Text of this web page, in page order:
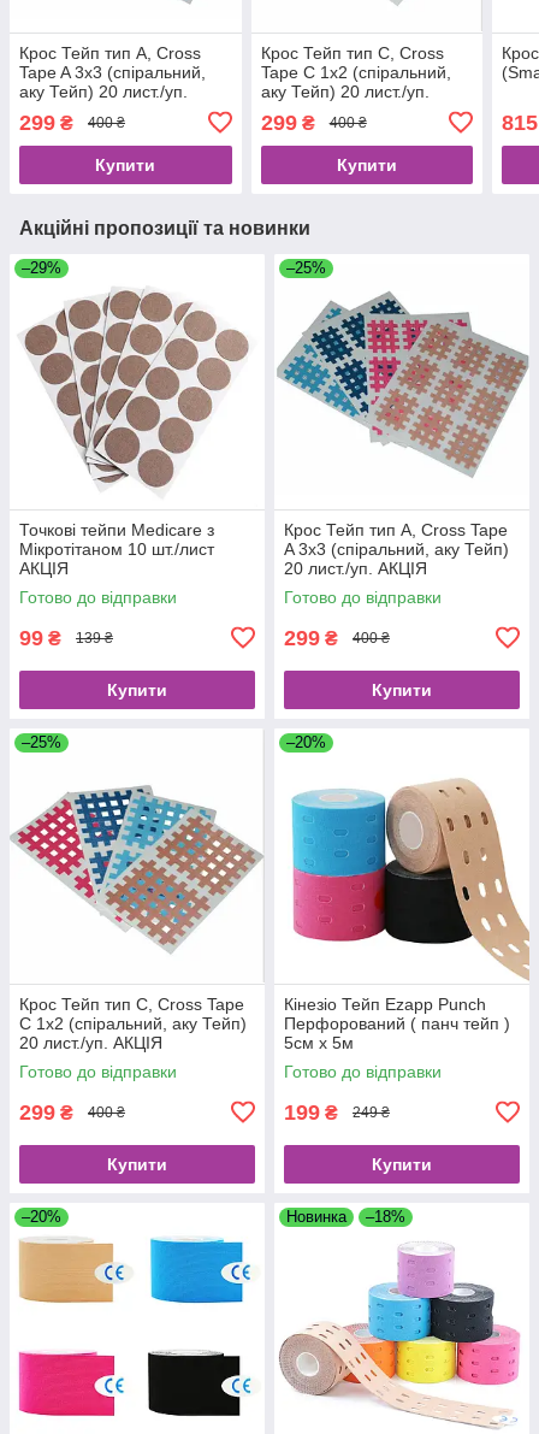
Крос Тейп тип А, Cross
Tape A 3х3 (спіральний,
аку Тейп) 20 лист./уп.
299 ₴ 400 ₴
Купити
Крос Тейп тип С, Cross
Tape C 1х2 (спіральний,
аку Тейп) 20 лист./уп.
299₴ 400 ₴
Купити
815
Акційні пропозиції та новинки
–29%
Точкові тейпи Medicare з
Мікротітаном 10 шт./лист
АКЦІЯ
Готово до відправки
99 ₴ 139 ₴
Купити
–25%
Крос Тейп тип А, Cross Tape
A 3х3 (спіральний, аку Тейп)
20 лист./уп. АКЦІЯ
Готово до відправки
299 ₴ 400 ₴
Купити
–25%
Крос Тейп тип С, Cross Tape
C 1х2 (спіральний, аку Тейп)
20 лист./уп. АКЦІЯ
Готово до відправки
299 ₴ 400 ₴
Купити
–20%
Кінезіо Тейп Ezapp Punch
Перфорований ( панч тейп )
5см х 5м
Готово до відправки
199 ₴ 249 ₴
Купити
–20% Новинка –18%